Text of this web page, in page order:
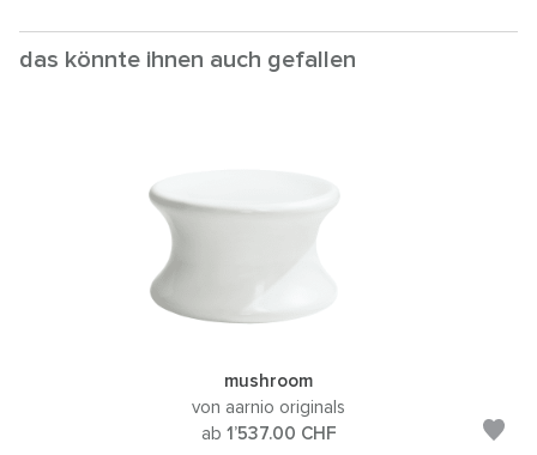
das könnte ihnen auch gefallen
mushroom
von aarnio originals
ab 1’537.00 CHF